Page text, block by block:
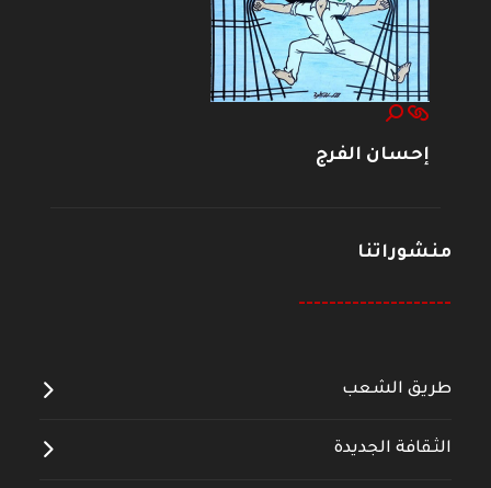
إحسان الفرج
منشوراتنا
--------------------
طريق الشعب
الثقافة الجديدة